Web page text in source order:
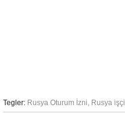
Tegler: Rusya Oturum İzni, Rusya işçi